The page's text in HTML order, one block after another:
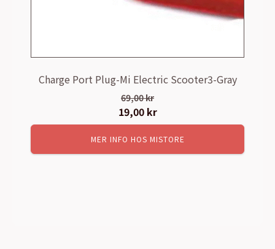
Charge Port Plug-Mi Electric Scooter3-Gray
69,00kr
Det
ursprungliga
priset
var:
19,00 krDet
nuvarande
priset
är:
MER INFO HOS MISTORE